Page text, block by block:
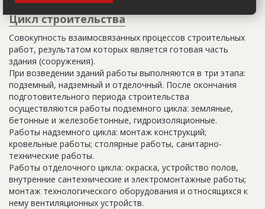
Цикл строительства
Совокупность взаимосвязанных процессов строительных
работ, результатом которых является готовая часть
здания (сооружения).
При возведении зданий работы выполняются в три этапа:
подземный, надземный и отделочный. После окончания
подготовительного периода строительства
осуществляются работы подземного цикла: земляные,
бетонные и железобетонные, гидроизоляционные.
Работы надземного цикла: монтаж конструкций;
кровельные работы; столярные работы, санитарно-
технические работы.
Работы отделочного цикла: окраска, устройство полов,
внутренние сантехнические и электромонтажные работы;
монтаж технологического оборудования и относящихся к
нему вентиляционных устройств.